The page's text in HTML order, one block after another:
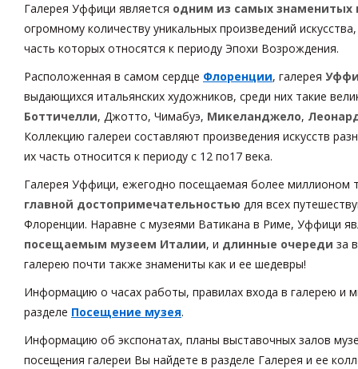
Галерея Уффици является одним из самых знаменитых
огромному количеству уникальных произведений
часть которых относятся к периоду Эпохи Возрождения.
Расположенная в самом сердце Флоренции, галерея
выдающихся итальянских художников, среди них такие
Боттичелли, Джотто, Чимабуэ, Микеланджело,
Коллекцию галереи составляют произведения искусств
их часть относится к периоду с 12 по17 века.
Галерея Уффици, ежегодно посещаемая более миллионом
главной достопримечательностью для всех
Флоренции. Наравне с музеями Ватикана в Риме, Уффици
посещаемым музеем Италии, и длинные очереди за
галерею почти также знамениты как и ее шедевры!
Информацию о часах работы, правилах входа в галерею и
разделе Посещение музея.
Информацию об экспонатах, планы выставочных залов
посещения галереи Вы найдете в разделе Галерея и ее